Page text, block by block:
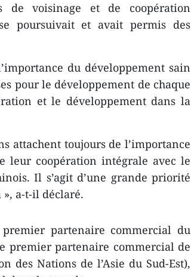
de voisinage et de coopération
poursuivait et avait permis des
du développement sain
pour le développement de chaque
et le développement dans la
attachent toujours de l’importance
leur coopération intégrale avec le
Il s’agit d’une grande priorité
a-t-il déclaré.
partenaire commercial du
premier partenaire commercial de
des Nations de l’Asie du Sud-Est),